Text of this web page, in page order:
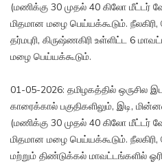
(மணிக்கு 30 முதல் 40 கிலோ மீட்டர்
மிதமான மழை பெய்யக்கூடும்.
தர்மபுரி, கிருஷ்ணகிரி உள்ளிட்ட 6
மழை பெய்யக்கூடும்.
01-05-2026: தமிழகத்தில் ஒருசில
காரைக்கால் பகுதிகளிலும், இடி,
(மணிக்கு 30 முதல் 40 கிலோ மீட்டர்
மிதமான மழை பெய்யக்கூடும். நீலகிரி,
மற்றும் திண்டுக்கல் மாவட்டங்களில்